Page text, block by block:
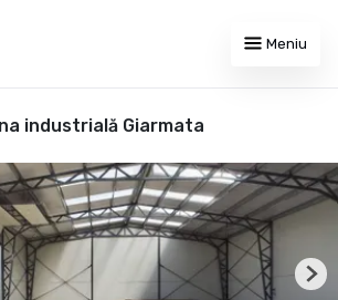
Meniu
industrială Giarmata